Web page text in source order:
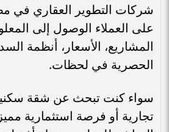
شركات التطوير العقاري في
على العملاء الوصول إلى
المشاريع، الأسعار، أنظمة
الحصرية في لحظات.
سواء كنت تبحث عن شقة
تجارية أو فرصة استثمارية